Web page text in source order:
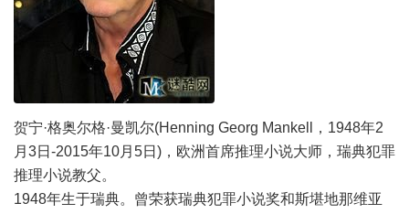
贺宁·格奥尔格·曼凯尔(Henning Georg Mankell，1948年2
月3日-2015年10月5日)，欧洲首席推理小说大师，瑞典犯罪
推理小说教父。
1948年生于瑞典。曾荣获瑞典犯罪小说奖和斯堪地那维亚